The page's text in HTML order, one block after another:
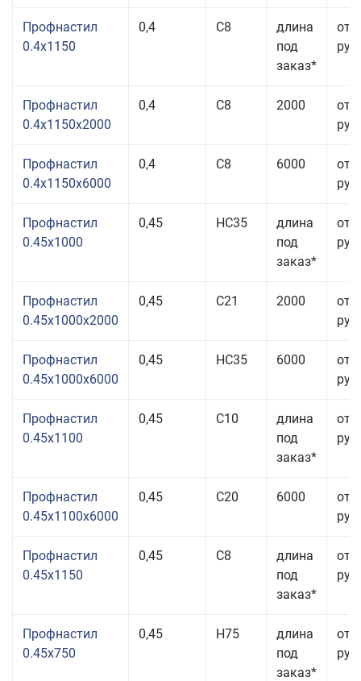
Профнастил
0.4x1150
0,4 С8
длина
под
заказ*
от
руб.
Профнастил
0.4x1150x2000
0,4 С8 2000
от
руб.
Профнастил
0.4x1150x6000
0,4 С8 6000
от
руб.
Профнастил
0.45x1000
0,45 НС35
длина
под
заказ*
от
руб.
Профнастил
0.45x1000x2000
0,45 С21 2000
от
руб.
Профнастил
0.45x1000x6000
0,45 НС35 6000
от
руб.
Профнастил
0.45x1100
0,45 С10
длина
под
заказ*
от
руб.
Профнастил
0.45x1100x6000
0,45 С20 6000
от
руб.
Профнастил
0.45x1150
0,45 С8
длина
под
заказ*
от
руб.
Профнастил
0.45x750
0,45 Н75
длина
под
заказ*
от
руб.